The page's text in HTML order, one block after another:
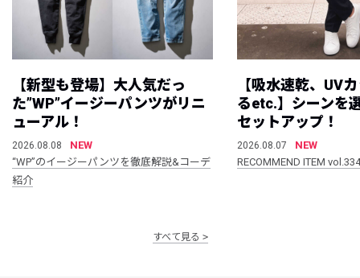
【新型も登場】大人気だっ
た”WP”イージーパンツがリニ
ューアル！
2026.08.08
NEW
“WP”のイージーパンツを徹底解説&コーデ
紹介
【吸水速乾、UV
るetc.】シーンを
セットアップ！
2026.08.07
NEW
RECOMMEND ITEM vol.334
すべて見る